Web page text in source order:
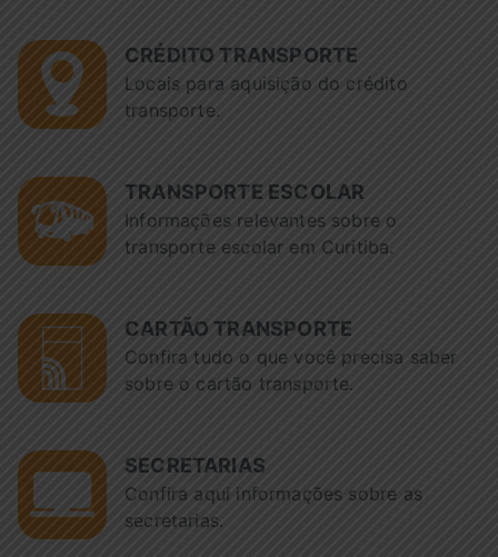
CRÉDITO TRANSPORTE
Locais para aquisição do crédito
transporte.
TRANSPORTE ESCOLAR
Informações relevantes sobre o
transporte escolar em Curitiba.
CARTÃO TRANSPORTE
Confira tudo o que você precisa saber
sobre o cartão transporte.
SECRETARIAS
Confira aqui informações sobre as
secretarias.